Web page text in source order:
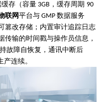
存（容量 3GB ，缓存周期 90
联网平台与 GMP 数据服务
篡改存储；内置审计追踪日志
传输的时间戳与操作员信息，
故障自恢复，通讯中断后
连续。